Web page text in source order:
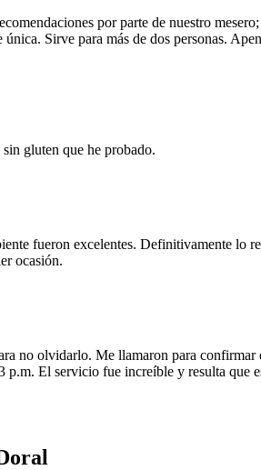
por parte de nuestro
Sirve para más de dos personas.
gluten que he probado.
fueron excelentes. Definitivamente lo
ocasión.
no olvidarlo. Me llamaron para
El servicio fue increíble y resulta que